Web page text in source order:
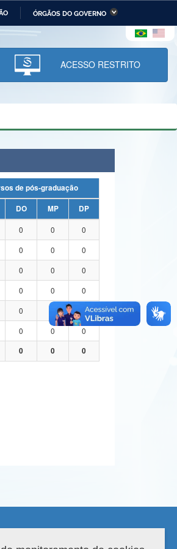
ÓRGÃOS DO GOVERNO
Ministério da Infraestrutura
Ministério da Ciência,
Tecnologia, Inovações e
Comunicações
ACESSO RESTRITO
de pós-graduação
DO MP
DP
0 0
0
0 0
0
0 0
0
0 0
0
0
0
0 0
0
0 0 0